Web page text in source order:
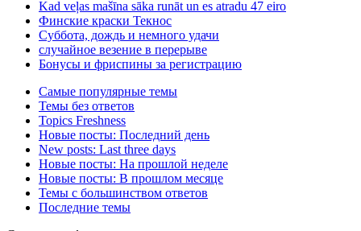
Kad veļas mašīna sāka runāt un es atradu 47 eiro
Финские краски Текнос
Суббота, дождь и немного удачи
случайное везение в перерыве
Бонусы и фриспины за регистрацию
Самые популярные темы
Темы без ответов
Topics Freshness
Новые посты: Последний день
New posts: Last three days
Новые посты: На прошлой неделе
Новые посты: В прошлом месяце
Темы с большинством ответов
Последние темы